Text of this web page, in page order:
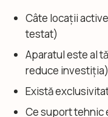
Câte locații
testat)
Aparatul este al
reduce investiția)
Există
Ce suport tehnic